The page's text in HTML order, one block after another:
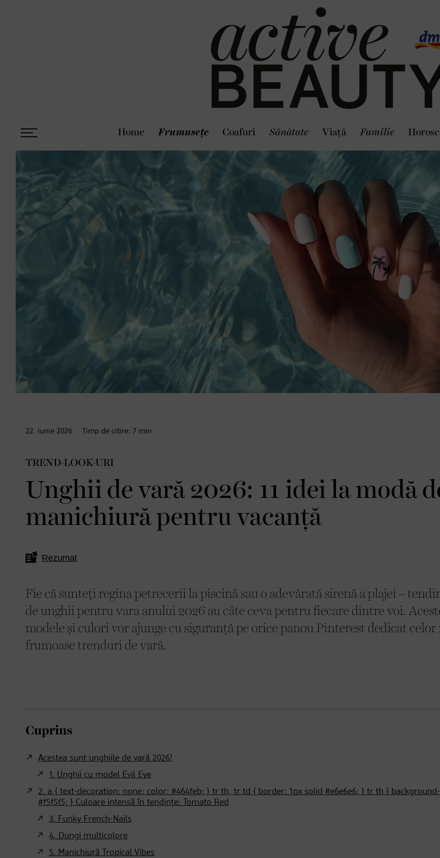
Home Frumusețe Coafuri Sănătate Viaţă Familie
22. iunie 2026 Timp de citire: 7 min
TREND-LOOK-URI
Unghii de vară 2026: 11 idei la modă
manichiură pentru vacanță
Rezumat
Fie că sunteți regina petrecerii la piscină sau o adevărată sirenă a plajei –
de unghii pentru vara anului 2026 au câte ceva pentru fiecare dintre voi.
modele și culori vor ajunge cu siguranță pe orice panou Pinterest dedicat celor
frumoase trenduri de vară.
Cuprins
Acestea sunt unghiile de vară 2026!
1. Unghii cu model Evil Eye
2. a { text-decoration: none; color: #464feb; } tr th, tr td { border: 1px solid #e6e6e6; } tr th {
#f5f5f5; } Culoare intensă în tendințe: Tomato Red
3. Funky French-Nails
4. Dungi multicolore
5. Manichiură Tropical Vibes